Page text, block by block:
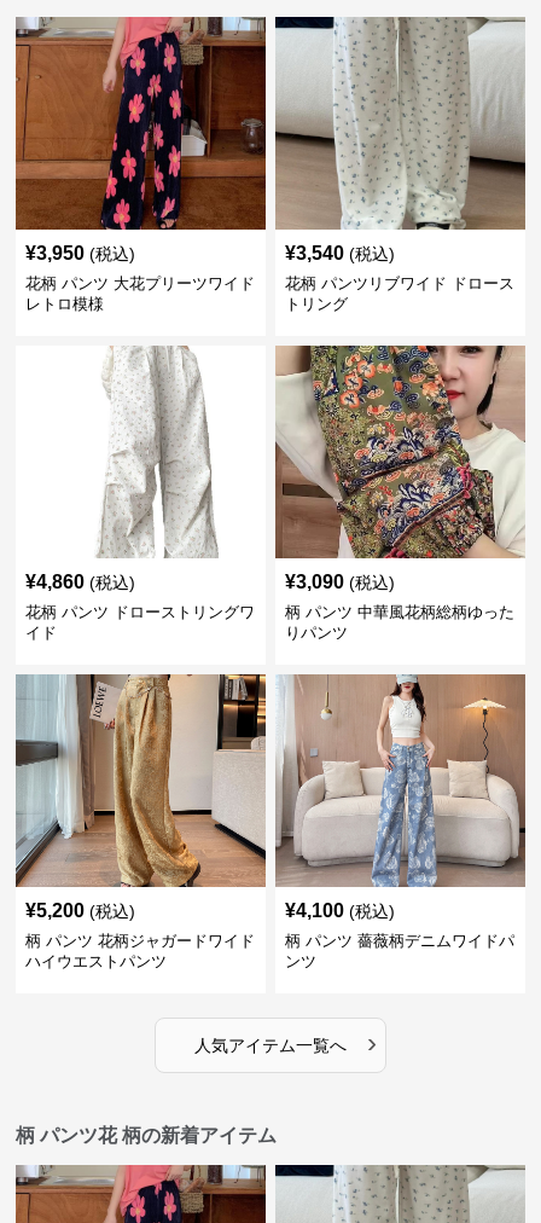
¥3,950 (税込)
花柄 パンツ 大花プリーツワイド
レトロ模様
¥3,540 (税込)
花柄 パンツリブワイド ドロース
トリング
¥4,860 (税込)
花柄 パンツ ドローストリングワ
イド
¥3,090 (税込)
柄 パンツ 中華風花柄総柄ゆった
りパンツ
¥5,200 (税込)
柄 パンツ 花柄ジャガードワイド
ハイウエストパンツ
¥4,100 (税込)
柄 パンツ 薔薇柄デニムワイドパ
ンツ
人気アイテム一覧へ ›
柄 パンツ花 柄の新着アイテム